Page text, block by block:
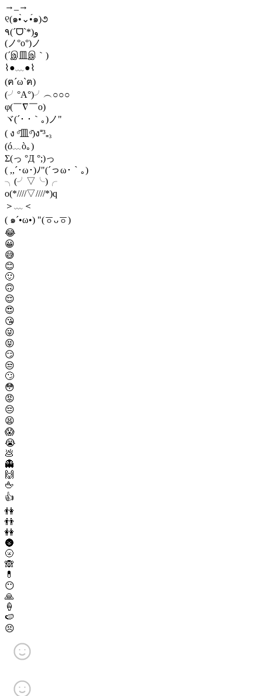
→_→
୧(๑•̀⌄•́๑)૭
٩(ˊᗜˋ*)و
(ノ°ο°)ノ
(´இ皿இ｀)
⌇●﹏●⌇
(ฅ´ω`ฅ)
(╯°A°)╯︵○○○
φ(￣∇￣o)
ヾ(´･ ･｀｡)ノ"
( ง ᵒ̌皿ᵒ̌)ง⁼³₌₃
(ó﹏ò｡)
Σ(っ °Д °;)っ
( ,,´･ω･)ﾉ"(´っω･｀｡)
╮(╯▽╰)╭
o(*////▽////*)q
＞﹏＜
( ๑´•ω•) "(ㆆᴗㆆ)
😂
😀
😅
😊
🙂
🙃
😌
😍
😘
😜
😝
😏
😒
🙄
😳
😡
😔
😫
😱
😭
💩
👻
🙌
🖕
👍
👫
👬
👭
🌚
🌝
🙈
💊
😶
🙏
🍦
🍉
😣